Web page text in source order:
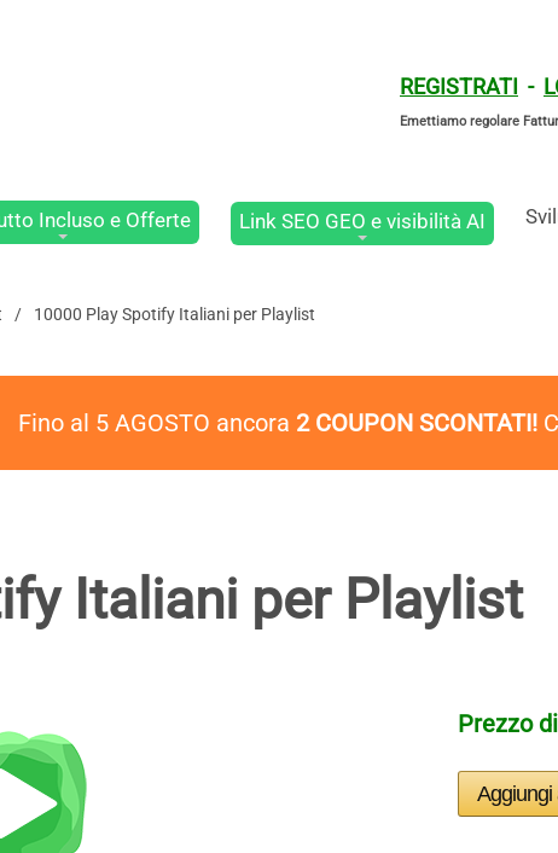
REGISTRATI -
Emettiamo regolare
Incluso e Offerte Link SEO GEO e visibilità AI
10000 Play Spotify Italiani per Playlist
Fino al 5 AGOSTO ancora 2 COUPON SCONTATI!
Italiani per Playlist
Prezzo